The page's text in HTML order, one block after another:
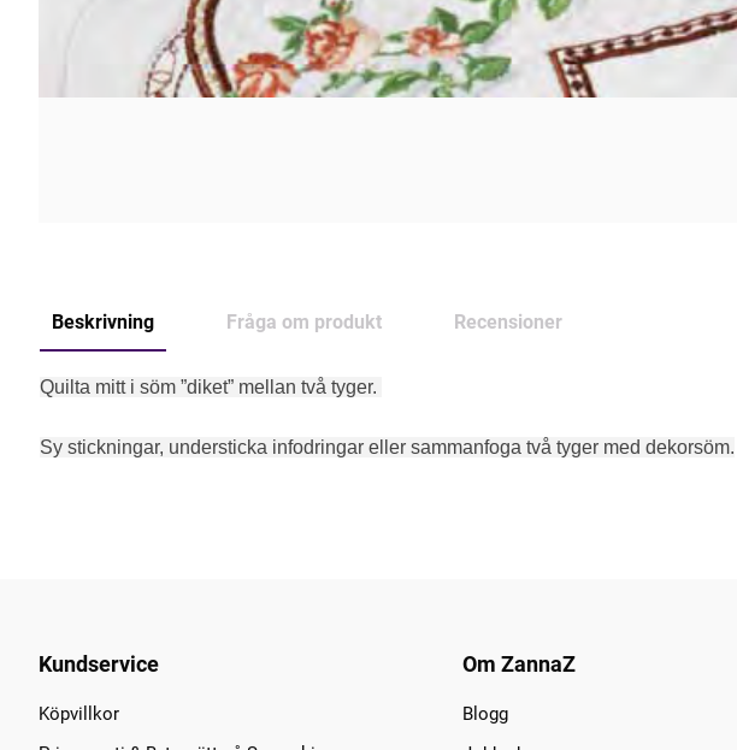
Beskrivning Fråga om produkt Recensioner
Quilta mitt i söm ”diket” mellan två tyger.
Sy stickningar, understicka infodringar eller sammanfoga två tyger med dekorsöm.
Kundservice
Köpvillkor
Om ZannaZ
Blogg